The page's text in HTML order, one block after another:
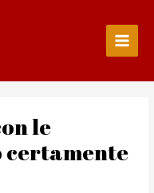
Main
le
certamente